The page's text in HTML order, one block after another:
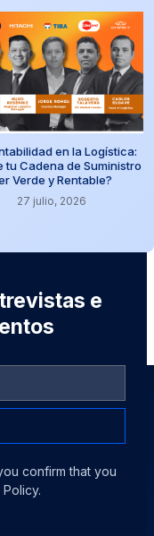
en la Logística:
tu Cadena de Suministro
Verde y Rentable?
27 julio, 2026
e
confirm that you